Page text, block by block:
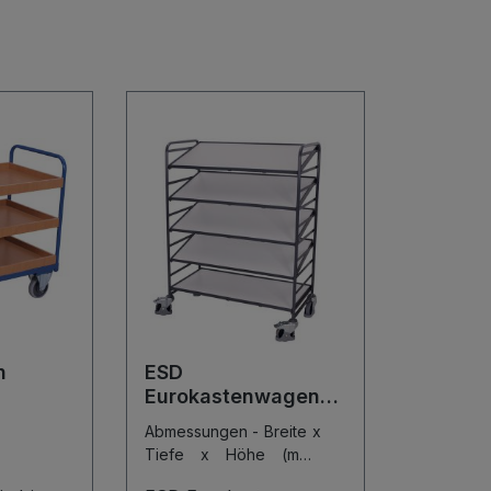
ESD
Eurokastenwagen
mit 5 ESD Böden
Abmessungen - Breite x
Tiefe x Höhe (mm):